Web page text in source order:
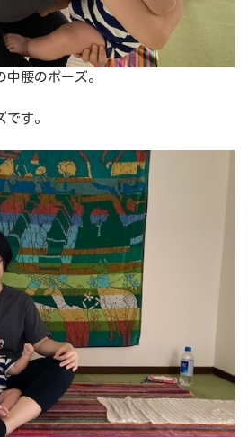
腰のポーズ。
す。